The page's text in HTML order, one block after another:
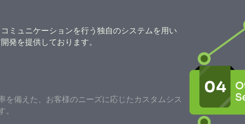
ミュニケーションを行う独自のシステムを用い
発を提供しております。
を備えた、お客様のニーズに応じたカスタムシス
。